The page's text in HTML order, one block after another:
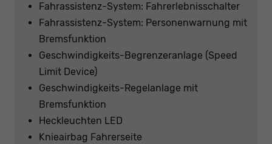
Fahrassistenz-System: Fahrerlebnisschalter
Fahrassistenz-System: Personenwarnung mit
Bremsfunktion
Geschwindigkeits-Begrenzeranlage (Speed
Limit Device)
Geschwindigkeits-Regelanlage mit
Bremsfunktion
Heckleuchten LED
Knieairbag Fahrerseite